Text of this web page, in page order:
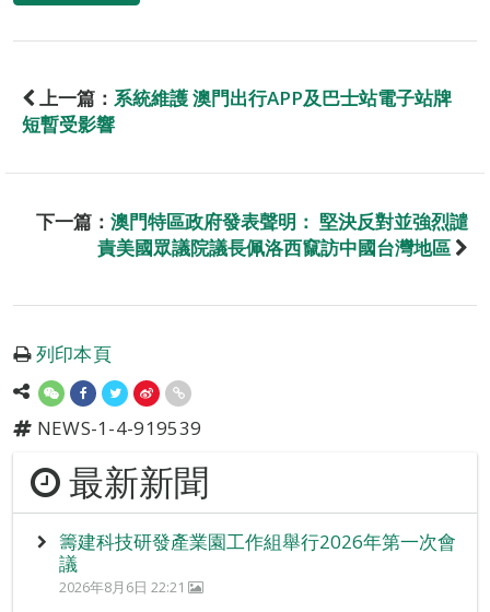
上一篇： 系統維護 澳門出行APP及巴士站電子站牌
短暫受影響
下一篇： 澳門特區政府發表聲明： 堅決反對並強烈譴
責美國眾議院議長佩洛西竄訪中國台灣地區
列印本頁
NEWS-1-4-919539
最新新聞
籌建科技研發產業園工作組舉行2026年第一次會
議
2026年8月6日 22:21